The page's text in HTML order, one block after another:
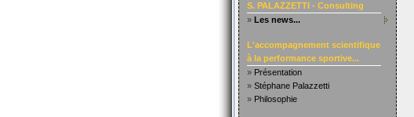
S. PALAZZETTI - Consulting
» Les news...
L'accompagnement scientifique
à la performance sportive...
» Présentation
» Stéphane Palazzetti
» Philosophie